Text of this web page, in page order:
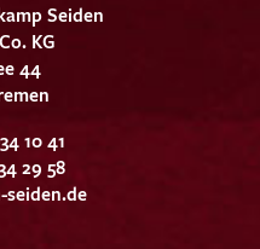
Seiden
KG
44
10 41
29 58